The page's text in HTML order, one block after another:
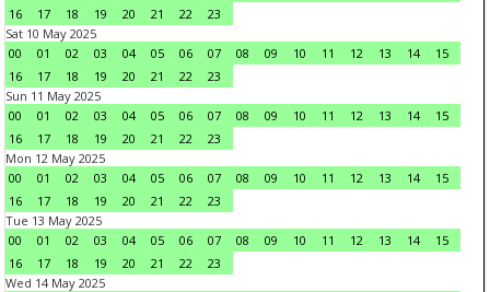
16
17 18 19 20 21 22
23
Sat 10 May 2025
00
01 02 03 04 05 06 07 08 09 10 11 12 13 14
15
16
17 18 19 20 21 22
23
Sun 11 May 2025
00
01 02 03 04 05 06 07 08 09 10 11 12 13 14
15
16
17 18 19 20 21 22
23
Mon 12 May 2025
00
01 02 03 04 05 06 07 08 09 10 11 12 13 14
15
16
17 18 19 20 21 22
23
Tue 13 May 2025
00
01 02 03 04 05 06 07 08 09 10 11 12 13 14
15
16
17 18 19 20 21 22
23
Wed 14 May 2025